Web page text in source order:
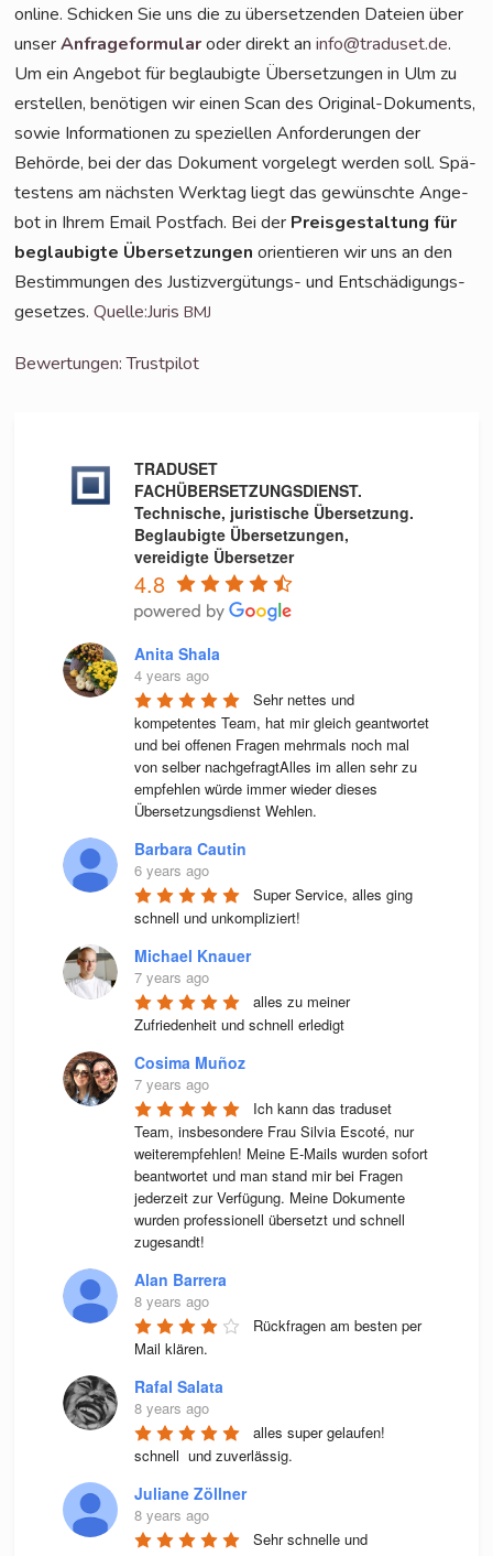
online. Schi­cken Sie uns die zu über­set­zen­den Datei­en über
unserAnfra­ge­for­mu­laroder direkt aninfo@traduset.de.
Um ein Ange­bot für beglau­big­te Über­set­zun­gen in Ulm zu
erstel­len, benö­ti­gen wir einen Scan des Ori­gi­nal-Doku­ments,
sowie Infor­ma­tio­nen zu spe­zi­el­len Anfor­de­run­gen der
Behör­de, bei der das Doku­ment vor­ge­legt wer­den soll. Spä­
tes­tens am nächs­ten Werk­tag liegt das gewünsch­te Ange­
bot in Ihrem Email Post­fach. Bei der Preis­ge­stal­tung für
beglau­big­te Über­set­zun­gen ori­en­tie­ren wir uns an den
Bestim­mun­gen des Jus­tiz­ver­gü­tungs- und Ent­schä­di­gungs­
ge­set­zes.Quelle:JurisBMJ
Bewer­tun­gen: Trustpilot
TRADUSET
FACHÜBERSETZUNGSDIENST.
Technische, juristische Übersetzung.
Beglaubigte Übersetzungen,
vereidigte Übersetzer
4.8
Anita Shala
4 years ago
Sehr nettes und
kompetentes Team, hat mir gleich geantwortet
und bei offenen Fragen mehrmals noch mal
von selber nachgefragtAlles im allen sehr zu
empfehlen würde immer wieder dieses
Übersetzungsdienst Wehlen.
Barbara Cautin
6 years ago
Super Service, alles ging
schnell und unkompliziert!
Michael Knauer
7 years ago
alles zu meiner
Zufriedenheit und schnell erledigt
Cosima Muñoz
7 years ago
Ich kann das traduset
Team, insbesondere Frau Silvia Escoté, nur
weiterempfehlen! Meine E-Mails wurden sofort
beantwortet und man stand mir bei Fragen
jederzeit zur Verfügung. Meine Dokumente
wurden professionell übersetzt und schnell
zugesandt!
Alan Barrera
8 years ago
Rückfragen am besten per
Mail klären.
Rafal Salata
8 years ago
alles super gelaufen!
schnell  und zuverlässig.
Juliane Zöllner
8 years ago
Sehr schnelle und